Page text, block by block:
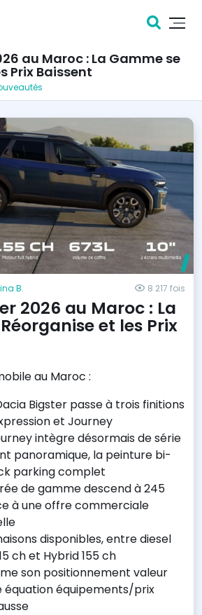
au Maroc : La Gamme se
Prix Baissent
B. 8 217 fois
2026 au Maroc : La
et les Prix
au Maroc :
Bigster passe à trois finitions
et Journey
intègre désormais de série
panoramique, la peinture bi-
parking complet
de gamme descend à 245
à une offre commerciale
disponibles, entre diesel
ch et Hybrid 155 ch
son positionnement valeur
équation équipements/prix